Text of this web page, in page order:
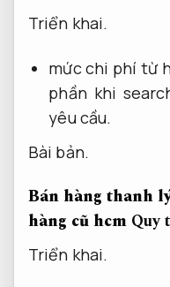
Triển khai.
mức chi phí từ
phần khi
yêu cầu.
Bài bản.
Bán hàng thanh
hàng cũ hcm Quy
Triển khai.